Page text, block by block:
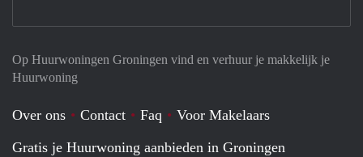
Op Huurwoningen Groningen vind en verhuur je makkelijk je
Huurwoning
Over ons Contact Faq
Voor Makelaars
Gratis je Huurwoning aanbieden in Groningen